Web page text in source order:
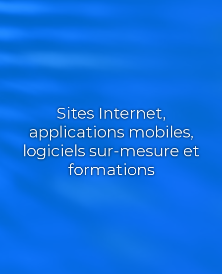
Sites Internet,
applications mobiles,
logiciels sur-mesure et
formations